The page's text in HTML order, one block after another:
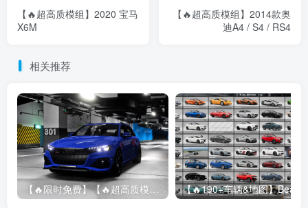
【🔥超高质模组】2020 宝马
X6M
【🔥超高质模组】2014款奥
迪A4 / S4 / RS4
相关推荐
【🔥限时免费】【🔥超高质模组】2022 奥迪 A4/S4/RS4 Avant 2.61